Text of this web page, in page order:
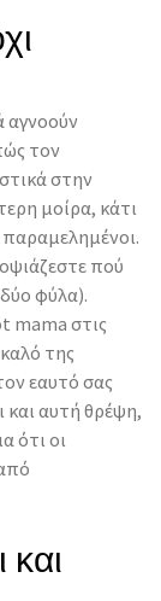
αγνοούν
τον
στην
μοίρα, κάτι
πού
φύλα).
mama στις
της
εαυτό σας
και αυτή θρέψη,
ότι οι